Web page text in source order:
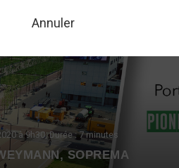
à 9h30, Durée : 7 minutes
SOPREMA
Annuler